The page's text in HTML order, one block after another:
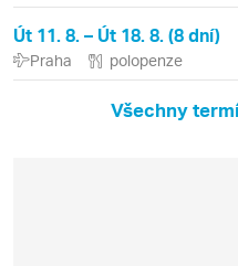
Út 11. 8. – Út 18. 8. (8 dní)
Praha polopenze
Všechny